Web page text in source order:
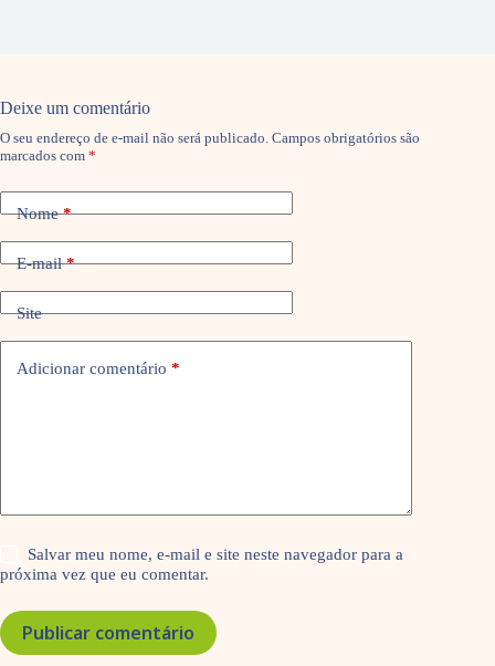
Deixe um comentário
O seu endereço de e-mail não será publicado. Campos obrigatórios são
marcados com *
Nome*
E-mail*
Site
Adicionar comentário *
Salvar meu nome, e-mail e site neste navegador para a
próxima vez que eu comentar.
Publicar comentário